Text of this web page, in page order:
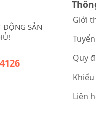
ĐỘNG SẢN
Giới
Quy
Liên